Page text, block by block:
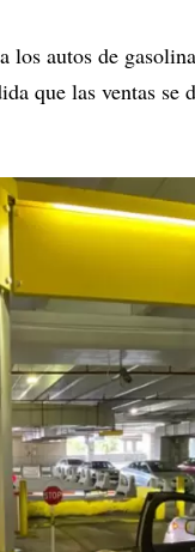
los autos de
que las ventas se